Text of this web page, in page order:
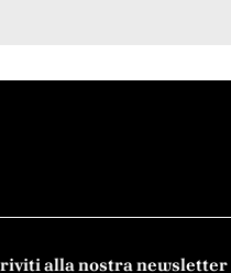
alla nostra newsletter